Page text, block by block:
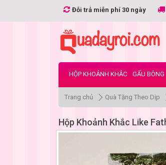
Đỗi trả miễn phí 30 ngày
HỘP KHOẢNH KHẮC GẤU BÔNG
Trang chủ Quà Tặng Theo Dịp
Hộp Khoảnh Khắc Like